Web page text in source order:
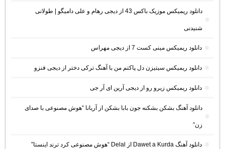
دانلود ریمیکس موزیک باکس 43 از دیجی رهام و علی دامیگو | طولانی
شنیدنی
دانلود ریمیکس مینی کست 7 از دیجی مهراس
دانلود ریمیکس سیتیزن دل پاکتم من با آهنگ ترکی دختر از دیجی فنزو
دانلود ریمیکس زیرو رو از دیجی آرین ای آر جی
دانلود آهنگ بشکن بشکنه جون بابا بشکن از آریانا “هوش مصنوعی با صدای
زن”
دانلود آهنگ Dawet a Kurda از Delal “هوش مصنوعی کرد ترند اینستا”